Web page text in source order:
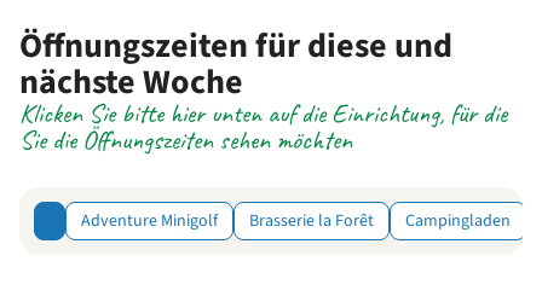
Öffnungszeiten für diese und
nächste Woche
Klicken Sie bitte hier unten auf die Einrichtung, für die
Sie die Öffnungszeiten sehen möchten
Adventure Minigolf Brasserie la Forêt Campingladen